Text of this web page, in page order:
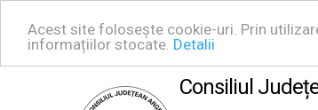
Acest site folosește cookie-uri. Prin
informațiilor stocate. Detalii
Consiliul